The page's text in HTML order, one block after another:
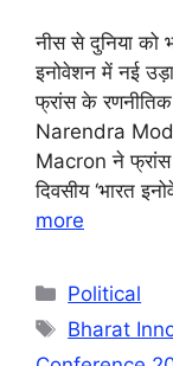
नीस से दुनिया को
इनोवेशन में नई
फ्रांस के
Narendra
Macron ने
दिवसीय ‘भारत
more
Categories
Political
Tags
Bharat